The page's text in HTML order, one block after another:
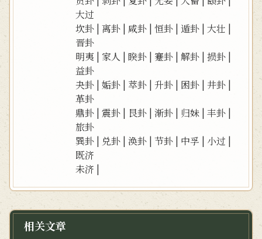
大过
坎卦 |离卦 | 咸卦 |恒卦 |遁卦 |大壮 |
晋卦
明夷 |家人 |睽卦 | 蹇卦 |解卦 |损卦 |
益卦
夬卦 |姤卦 | 萃卦 |升卦 | 困卦 |井卦 |
革卦
鼎卦 |震卦 | 艮卦 |渐卦 | 归妹 |丰卦 |
旅卦
巽卦 | 兑卦 |涣卦 |节卦 | 中孚 | 小过 |
既济
未济 |
相关文章